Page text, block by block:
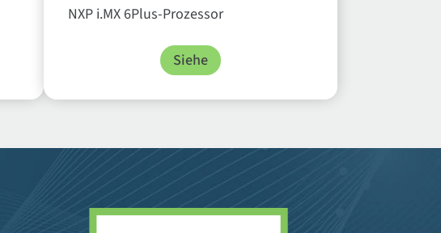
NXP i.MX 6Plus-Prozessor
Siehe